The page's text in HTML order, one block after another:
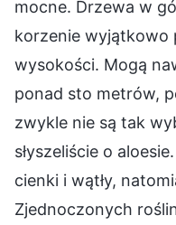
mocne. Drzewa w
korzenie wyjątkowo
wysokości. Mogą
ponad sto metrów,
zwykle nie są tak
słyszeliście o
cienki i wątły,
Zjednoczonych